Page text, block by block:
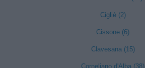
Cigliè (2)
Cissone (6)
Clavesana (15)
Corneliano d'Alba (38)